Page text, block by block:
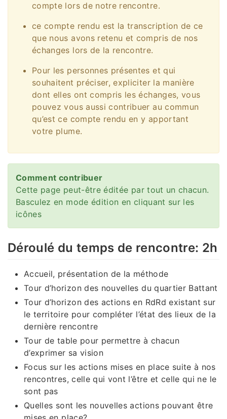
compte lors de notre rencontre.
ce compte rendu est la transcription de ce
que nous avons retenu et compris de nos
échanges lors de la rencontre.
Pour les personnes présentes et qui
souhaitent préciser, expliciter la manière
dont elles ont compris les échanges, vous
pouvez vous aussi contribuer au commun
qu’est ce compte rendu en y apportant
votre plume.
Comment contribuer
Cette page peut-être éditée par tout un chacun.
Basculez en mode édition en cliquant sur les
icônes
Déroulé du temps de rencontre: 2h
Accueil, présentation de la méthode
Tour d’horizon des nouvelles du quartier Battant
Tour d’horizon des actions en RdRd existant sur
le territoire pour compléter l’état des lieux de la
dernière rencontre
Tour de table pour permettre à chacun
d’exprimer sa vision
Focus sur les actions mises en place suite à nos
rencontres, celle qui vont l’être et celle qui ne le
sont pas
Quelles sont les nouvelles actions pouvant être